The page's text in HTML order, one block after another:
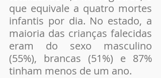
que equivale a quatro mortes
infantis por dia. No estado, a
maioria das crianças falecidas
eram do sexo masculino
(55%), brancas (51%) e 87%
tinham menos de um ano.